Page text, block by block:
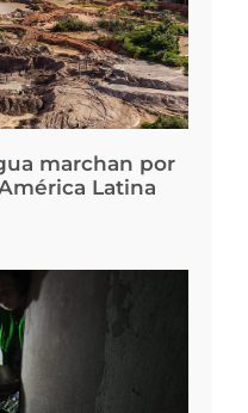
marchan por
Latina